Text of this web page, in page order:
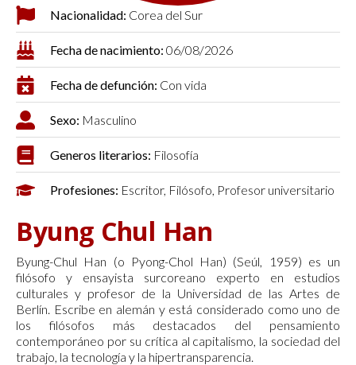
Nacionalidad: Corea del Sur
Fecha de nacimiento: 06/08/2026
Fecha de defunción: Con vida
Sexo: Masculino
Generos literarios: Filosofía
Profesiones: Escritor, Filósofo, Profesor universitario
Byung Chul Han
Byung-Chul Han (o Pyong-Chol Han) (Seúl, 1959​​) es un
filósofo y ensayista surcoreano experto en estudios
culturales y profesor de la Universidad de las Artes de
Berlín. Escribe en alemán y está considerado como uno de
los filósofos más destacados del pensamiento
contemporáneo por su crítica al capitalismo, la sociedad del
trabajo, la tecnología y la hipertransparencia.​